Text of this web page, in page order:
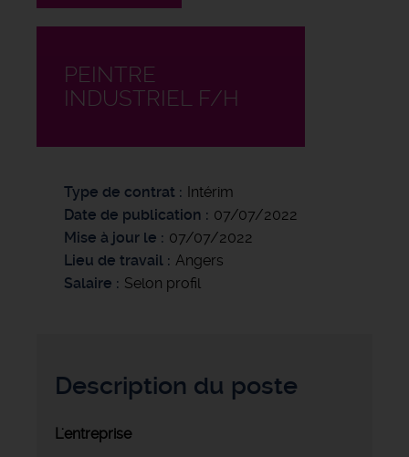
PEINTRE
INDUSTRIEL F/H
Type de contrat
Intérim
Date de publication
07/07/2022
Mise à jour le
07/07/2022
Lieu de travail
Angers
Salaire
Selon profil
Description du poste
L'entreprise